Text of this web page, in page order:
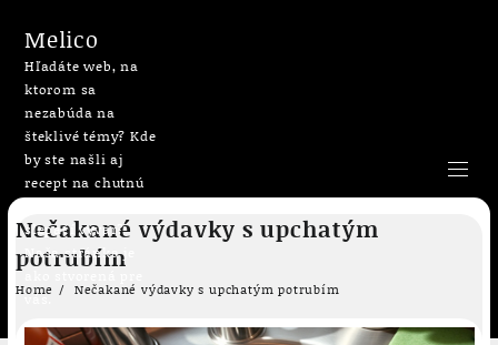
Skip
content
Melico
Hľadáte web, na
ktorom sa
nezabúda na
šteklivé témy? Kde
by ste našli aj
recept na chutnú
slepačí vývar?
Naša stránka je
vás.
Nečakané výdavky s upchatým
potrubím
Home Nečakané výdavky s upchatým potrubím